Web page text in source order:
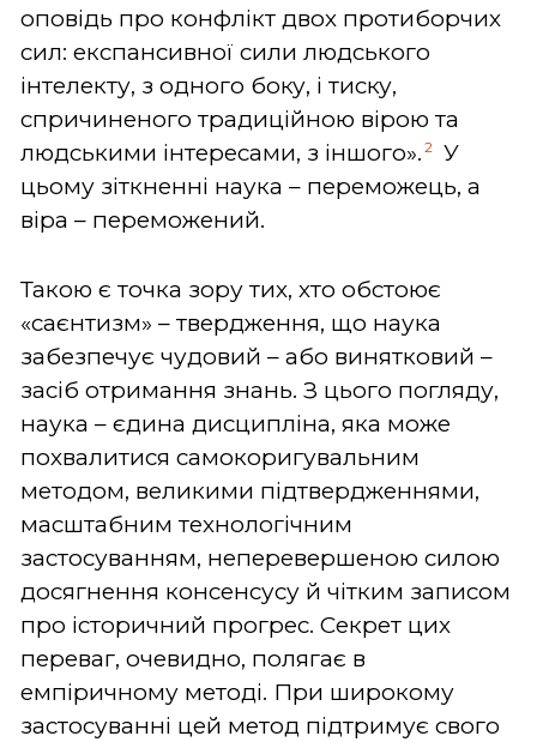
оповідь про конфлікт двох протиборчих
сил: експансивної сили людського
інтелекту, з одного боку, і тиску,
спричиненого традиційною вірою та
людськими інтересами, з іншого». 2
У
цьому зіткненні наука – переможець, а
віра – переможений.
Такою є точка зору тих, хто обстоює
«саєнтизм» – твердження, що наука
забезпечує чудовий – або винятковий –
засіб отримання знань. З цього погляду,
наука – єдина дисципліна, яка може
похвалитися самокоригувальним
методом, великими підтвердженнями,
масштабним технологічним
застосуванням, неперевершеною силою
досягнення консенсусу й чітким записом
про історичний прогрес. Секрет цих
переваг, очевидно, полягає в
емпіричному методі. При широкому
застосуванні цей метод підтримує свого